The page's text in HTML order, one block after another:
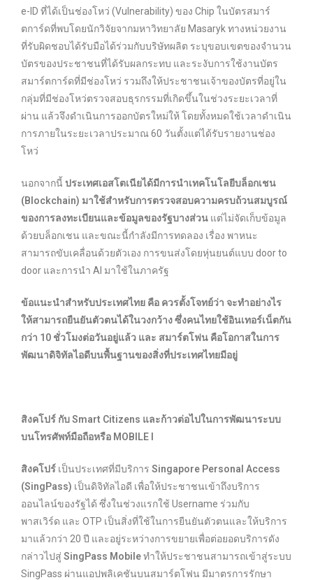
e-ID ที่ได้เป็นช่องโหว่ (Vulnerability) ของ Chip ในบัตรสมาร์
ตการ์ดที่พบโดยนักวิจัยจากมหาวิทยาลัย Masaryk ทางหน่วยงาน
ที่รับผิดชอบได้รับมือได้ร่วมกับบริษัทผลิต ระบุขอบเขตของจำนวน
บัตรของประชาชนที่ได้รับผลกระทบ และระงับการใช้งานบัตร
สมาร์ตการ์ดที่มีช่องโหว่ รวมถึงให้ประชาชนเจ้าของบัตรที่อยู่ใน
กลุ่มที่มีช่องโหว่ตรวจสอบธุรกรรมที่เกิดขึ้นในช่วงระยะเวลาที่
ผ่าน แล้วจึงดำเนินการออกบัตรใหม่ให้ โดยทั้งหมดใช้เวลาดำเนิน
การภายในระยะเวลาประมาณ 60 วันตั้งแต่ได้รับรายงานช่อง
โหว่
นอกจากนี้ ประเทศเอสโตเนียได้มีการนำเทคโนโลยีบล็อกเชน
(Blockchain) มาใช้สำหรับการตรวจสอบความครบถ้วนสมบูรณ์
ของการลงทะเบียนและข้อมูลของรัฐบางส่วน แต่ไม่จัดเก็บข้อมูล
ด้วยบล็อกเชน และขณะนี้กำลังมีการทดลอง เรื่อง พาหนะ
สามารถขับเคลื่อนด้วยตัวเอง การขนส่งโดยหุ่นยนต์แบบ door to
door และการนำ AI มาใช้ในภาครัฐ
ข้อแนะนำสำหรับประเทศไทย คือ ควรตั้งโจทย์ว่า จะทำอย่างไร
ให้สามารถยืนยันตัวตนได้ในวงกว้าง ซึ่งคนไทยใช้อินเทอร์เน็ตกัน
กว่า 10 ชั่วโมงต่อวันอยู่แล้ว และ สมาร์ตโฟน คือโอกาสในการ
พัฒนาดิจิทัลไอดีบนพื้นฐานของสิ่งที่ประเทศไทยมีอยู่
สิงคโปร์ กับ Smart Citizens และก้าวต่อไปในการพัฒนาระบบ
บนโทรศัพท์มือถือหรือ MOBILE I
สิงคโปร์ เป็นประเทศที่มีบริการ Singapore Personal Access
(SingPass) เป็นดิจิทัลไอดี เพื่อให้ประชาชนเข้าถึงบริการ
ออนไลน์ของรัฐได้ ซึ่งในช่วงแรกใช้ Username ร่วมกับ
พาสเวิร์ด และ OTP เป็นสิ่งที่ใช้ในการยืนยันตัวตนและให้บริการ
มาแล้วกว่า 20 ปี และอยู่ระหว่างการขยายเพื่อต่อยอดบริการดัง
กล่าวไปสู่ SingPass Mobileทำให้ประชาชนสามารถเข้าสู่ระบบ
SingPass ผ่านแอปพลิเคชันบนสมาร์ตโฟน มีมาตรการรักษา